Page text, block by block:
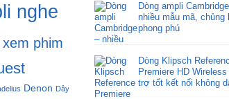
nghe
phim
Denon Dây
Dòng ampli
nhiều mẫu mã, chủng
phong phú
Dòng Klipsch
Premiere HD
trợ tốt kết nối không